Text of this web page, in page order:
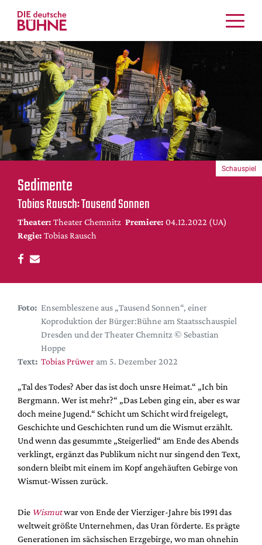
Kritiken
Schauspiel
Musiktheater
Tanz
Crossover
Bühnenwelt
Festivals & Veranstaltungen
Menschen & Theater
Themen
Internationales
Nachrufe
DdB-map
Premierensuche
Festival-Planer
Hefte
Alle Hefte
Leseproben
Podcast
Service
Shop / Abo
Newsletter
Redaktion
Partner
Mediadaten
Sedimente
Tobias Rausch: Tausend Sonnen
Theater: Theater Chemnitz Premiere: 04.12.2022 (UA)
Regie: Tobias Rausch
Schauspiel
Foto: Ensembleszene aus „Tausend Sonnen“, einer
Koproduktion der Bürger:Bühne am Staatsschauspiel
Dresden und der Theater Chemnitz © Sebastian
Hoppe
Text: Tobias Prüwer am 5. Dezember 2022
„Tal des Todes? Aber das ist doch unsre Heimat.“ „Ich bin
Bergmann. Wer ist mehr?“ „Das Leben ging ein, aber es war
doch meine Jugend.“ Schicht um Schicht wird freigelegt,
Geschichte und Geschichten rund um die Wismut erzählt.
Und wenn das gesummte „Steigerlied“ am Ende des Abends
verklingt, ergänzt das Publikum nicht nur singend den Text,
sondern bleibt mit einem im Kopf angehäuften Gebirge von
Wismut-Wissen zurück.
Die Wismutwar von Ende der Vierziger-Jahre bis 1991 das
weltweit größte Unternehmen, das Uran förderte. Es prägte
Generationen im sächsischen Erzgebirge, wo man ohnehin